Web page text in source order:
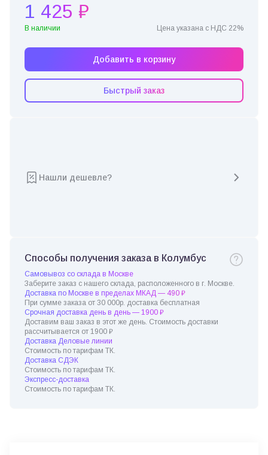
1 425 ₽
В наличии Цена указана с НДС 22%
Добавить в корзину
Быстрый заказ
Нашли дешевле?
Способы получения заказа в Колумбус
Самовывоз со склада в Москве
Заберите заказ с нашего склада, расположенного в г. Москве.
Доставка по Москве в пределах МКАД — 490 ₽
При сумме заказа от 30 000р. доставка бесплатная
Срочная доставка день в день — 1900 ₽
Доставим ваш заказ в этот же день. Стоимость доставки
рассчитывается от 1900 ₽
Доставка Деловые линии
Стоимость по тарифам ТК.
Доставка СДЭК
Стоимость по тарифам ТК.
Экспресс-доставка
Стоимость по тарифам ТК.